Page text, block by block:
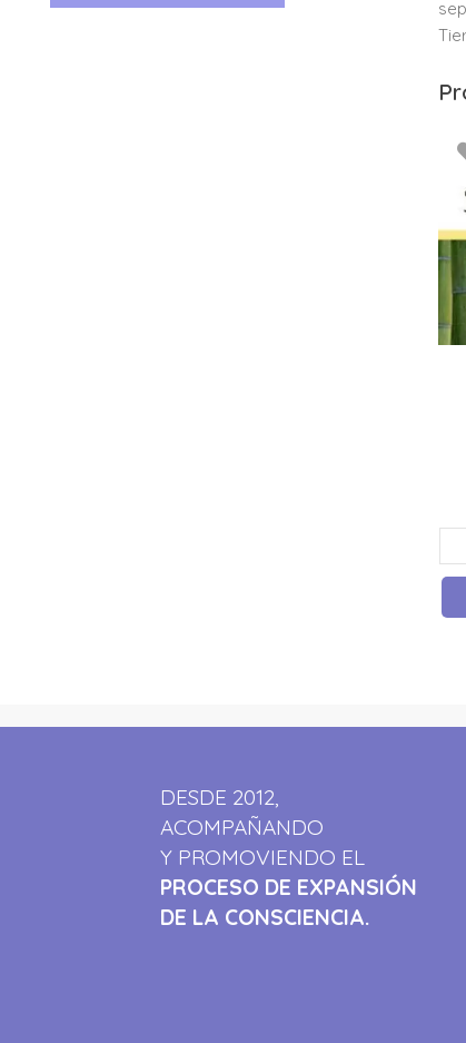
DESDE 2012,
ACOMPAÑANDO
Y PROMOVIENDO EL
PROCESO DE EXPANSIÓN
DE LA CONSCIENCIA.